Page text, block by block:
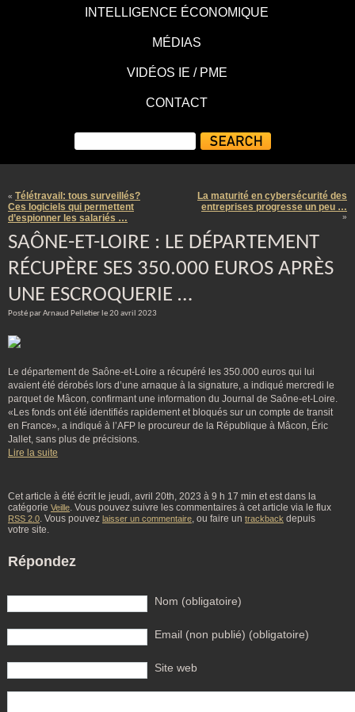
INTELLIGENCE ÉCONOMIQUE
MÉDIAS
VIDÉOS IE / PME
CONTACT
« Télétravail: tous surveillés?
Ces logiciels qui permettent
d’espionner les salariés …
La maturité en cybersécurité des
entreprises progresse un peu …
»
SAÔNE-ET-LOIRE : LE DÉPARTEMENT
RÉCUPÈRE SES 350.000 EUROS APRÈS
UNE ESCROQUERIE …
Posté par Arnaud Pelletier le 20 avril 2023
Le département de Saône-et-Loire a récupéré les 350.000 euros qui lui
avaient été dérobés lors d’une arnaque à la signature, a indiqué mercredi le
parquet de Mâcon, confirmant une information du Journal de Saône-et-Loire.
«Les fonds ont été identifiés rapidement et bloqués sur un compte de transit
en France», a indiqué à l’AFP le procureur de la République à Mâcon, Éric
Jallet, sans plus de précisions.
Lire la suite
Cet article à été écrit le jeudi, avril 20th, 2023 à 9 h 17 min et est dans la
catégorie Veille. Vous pouvez suivre les commentaires à cet article via le flux
RSS 2.0. Vous pouvez laisser un commentaire, ou faire un trackback depuis
votre site.
Répondez
Nom (obligatoire)
Email (non publié) (obligatoire)
Site web